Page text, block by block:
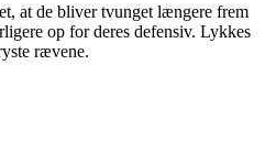
at de bliver tvunget længere frem
op for deres defensiv. Lykkes
rævene.